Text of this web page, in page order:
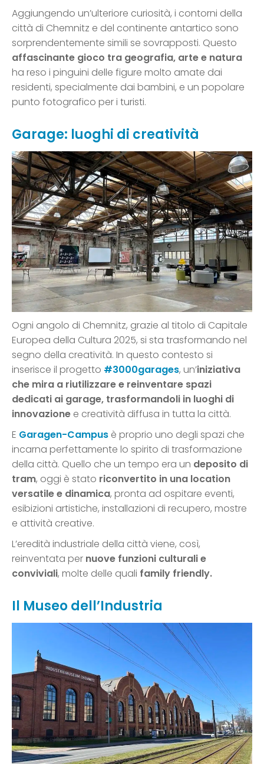
Aggiungendo un’ulteriore curiosità, i contorni della
città di Chemnitz e del continente antartico sono
sorprendentemente simili se sovrapposti. Questo
affascinante gioco tra geografia, arte e natura
ha reso i pinguini delle figure molto amate dai
residenti, specialmente dai bambini, e un popolare
punto fotografico per i turisti.
Garage: luoghi di creatività
Ogni angolo di Chemnitz, grazie al titolo di Capitale
Europea della Cultura 2025, si sta trasformando nel
segno della creatività. In questo contesto si
inserisce il progetto #3000garages, un’iniziativa
che mira a riutilizzare e reinventare spazi
dedicati ai garage, trasformandoli in luoghi di
innovazione e creatività diffusa in tutta la città.
E Garagen-Campus è proprio uno degli spazi che
incarna perfettamente lo spirito di trasformazione
della città. Quello che un tempo era un deposito di
tram, oggi è stato riconvertito in una location
versatile e dinamica, pronta ad ospitare eventi,
esibizioni artistiche, installazioni di recupero, mostre
e attività creative.
L’eredità industriale della città viene, così,
reinventata per nuove funzioni culturali e
conviviali, molte delle quali family friendly.
Il Museo dell’Industria